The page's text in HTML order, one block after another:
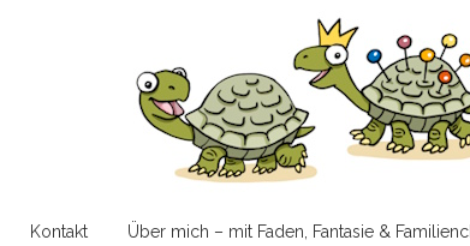
Kontakt Über mich – mit Faden, Fantasie &